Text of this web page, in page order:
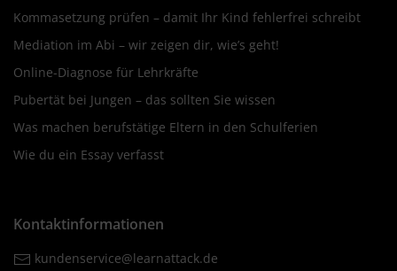
Kommasetzung prüfen – damit Ihr Kind fehlerfrei schreibt
Mediation im Abi – wir zeigen dir, wie’s geht!
Online-Diagnose für Lehrkräfte
Pubertät bei Jungen – das sollten Sie wissen
Was machen berufstätige Eltern in den Schulferien
Wie du ein Essay verfasst
Kontaktinformationen
kundenservice@learnattack.de